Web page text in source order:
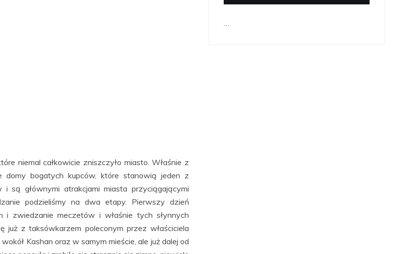
niemal całkowicie zniszczyło miasto. Właśnie z
domy bogatych kupców, które stanowią jeden z
są głównymi atrakcjami miasta przyciągającymi
podzieliśmy na dwa etapy. Pierwszy dzień
i zwiedzanie meczetów i właśnie tych słynnych
już z taksówkarzem poleconym przez właściciela
Kashan oraz w samym mieście, ale już dalej od
…